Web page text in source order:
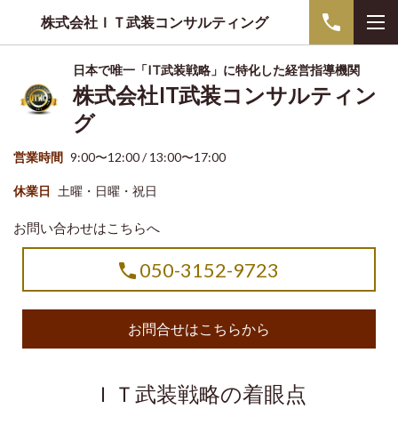
株式会社ＩＴ武装コンサルティング
日本で唯一「IT武装戦略」に特化した経営指導機関
株式会社IT武装コンサルティン
グ
営業時間 9:00〜12:00 / 13:00〜17:00
休業日 土曜・日曜・祝日
お問い合わせはこちらへ
050-3152-9723
お問合せはこちらから
ＩＴ武装戦略の着眼点